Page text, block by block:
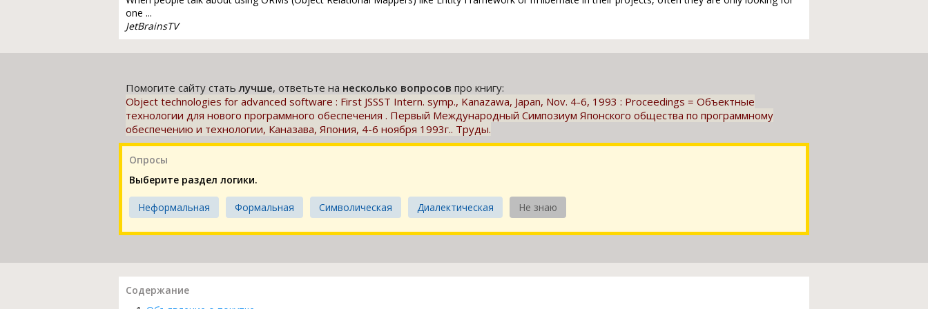
one ...
JetBrainsTV
Помогите сайту статьлучше, ответьте на несколько вопросов про книгу:
Object technologies for advanced software : First JSSST Intern. symp., Kanazawa, Japan, Nov. 4-6, 1993 : Proceedings = Объектные
технологии для нового программного обеспечения . Первый Международный Симпозиум Японского общества по программному
обеспечению и технологии, Каназава, Япония, 4-6 ноября 1993г.. Труды.
Опросы
Выберите раздел логики.
Неформальная Формальная Символическая Диалектическая Не знаю
Содержание